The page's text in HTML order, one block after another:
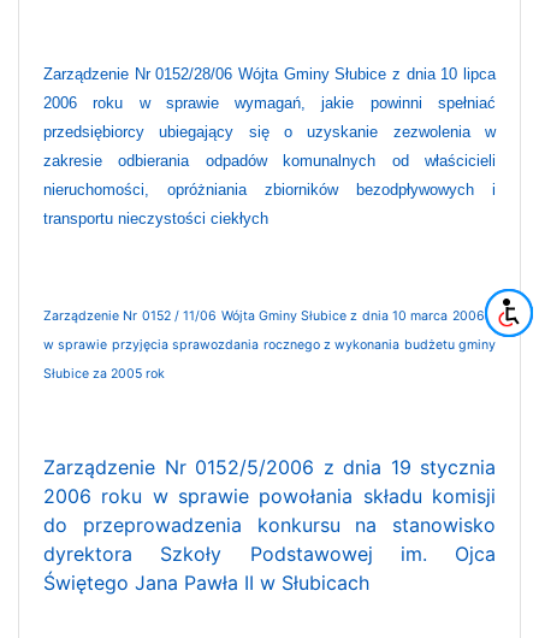
Zarządzenie Nr 0152/28/06 Wójta Gminy Słubice z dnia 10 lipca
2006 roku w sprawie wymagań, jakie powinni spełniać
przedsiębiorcy ubiegający się o uzyskanie zezwolenia w
zakresie odbierania odpadów komunalnych od właścicieli
nieruchomości, opróżniania zbiorników bezodpływowych i
transportu nieczystości ciekłych
Zarządzenie Nr 0152 / 11/06 Wójta Gminy Słubice z dnia 10 marca 2006 r.
w sprawie przyjęcia sprawozdania rocznego z wykonania budżetu gminy
Słubice za 2005 rok
Zarządzenie Nr 0152/5/2006 z dnia 19 stycznia
2006 roku w sprawie powołania składu komisji
do przeprowadzenia konkursu na stanowisko
dyrektora Szkoły Podstawowej im. Ojca
Świętego Jana Pawła II w Słubicach